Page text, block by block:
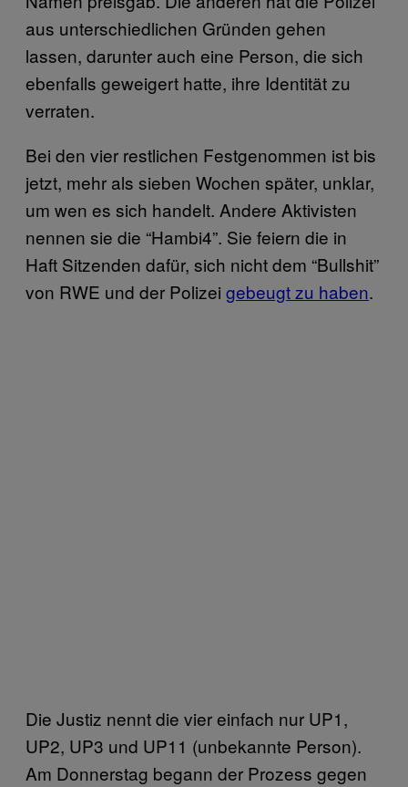
aus unterschiedlichen Gründen gehen
lassen, darunter auch eine Person, die sich
ebenfalls geweigert hatte, ihre Identität zu
verraten.
Bei den vier restlichen Festgenommen ist bis
jetzt, mehr als sieben Wochen später, unklar,
um wen es sich handelt. Andere Aktivisten
nennen sie die “Hambi4”. Sie feiern die in
Haft Sitzenden dafür, sich nicht dem “Bullshit”
von RWE und der Polizei gebeugt zu haben.
Die Justiz nennt die vier einfach nur UP1,
UP2, UP3 und UP11 (unbekannte Person).
Am Donnerstag begann der Prozess gegen